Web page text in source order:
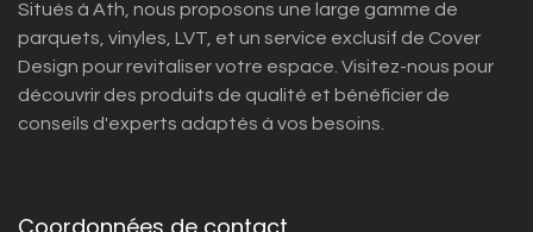
Situés à Ath, nous proposons une large gamme de
parquets, vinyles, LVT, et un service exclusif de Cover
Design pour revitaliser votre espace. Visitez-nous pour
découvrir des produits de qualité et bénéficier de
conseils d'experts adaptés à vos besoins.